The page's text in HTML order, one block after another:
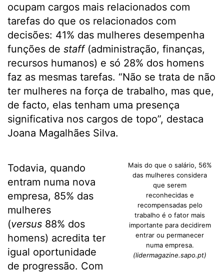
ocupam cargos mais relacionados com
tarefas do que os relacionados com
decisões: 41% das mulheres desempenha
funções de staff(administração, finanças,
recursos humanos) e só 28% dos homens
faz as mesmas tarefas. “Não se trata de não
ter mulheres na força de trabalho, mas que,
de facto, elas tenham uma presença
significativa nos cargos de topo”, destaca
Joana Magalhães Silva.
Mais do que o salário, 56%
das mulheres considera
que serem
reconhecidas e
recompensadas pelo
trabalho é o fator mais
importante para decidirem
entrar ou permanecer
numa empresa.
(lidermagazine.sapo.pt)
Todavia, quando
entram numa nova
empresa, 85%​ das
mulheres
(versus 88% dos
homens) acredita ter
igual oportunidade
de progressão. Com